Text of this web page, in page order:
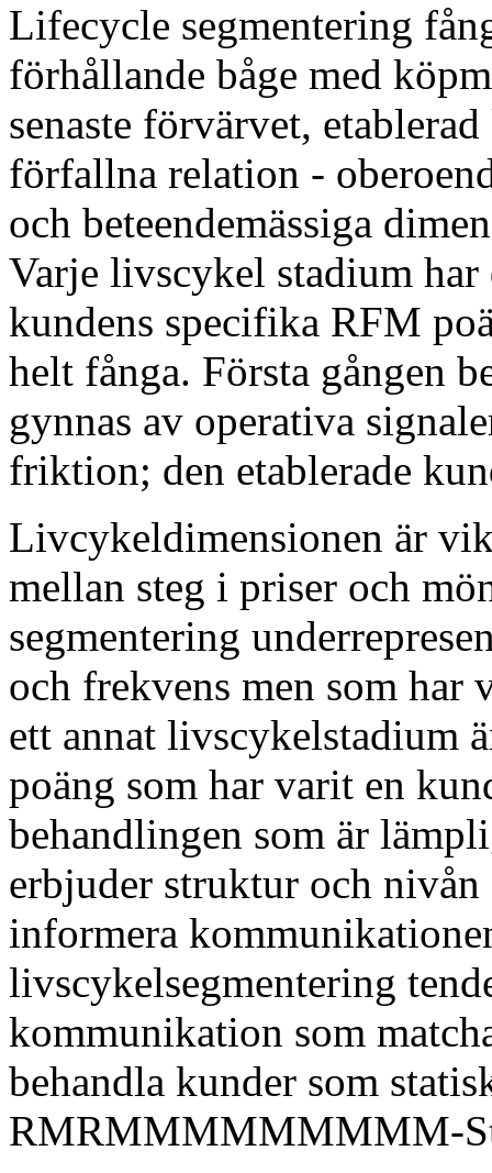
Lifecycle segmentering
förhållande båge med
senaste förvärvet,
förfallna relation -
och beteendemässiga
Varje livscykel stadium
kundens specifika RFM
helt fånga. Första gången
gynnas av operativa
friktion; den etablerade
Livcykeldimensionen är
mellan steg i priser och
segmentering
och frekvens men som har
ett annat livscykelstadium
poäng som har varit en
behandlingen som är
erbjuder struktur och
informera
livscykelsegmentering
kommunikation som
behandla kunder som
RMRMMMMMMMMM-